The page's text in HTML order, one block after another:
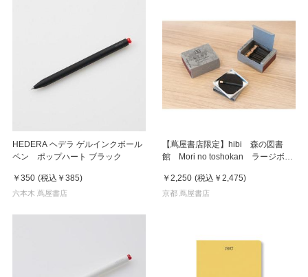
HEDERA ヘデラ ゲルインクボール
ペン ポップハート ブラック
￥350 (税込 ￥385)
六本木 蔦屋書店
【蔦屋書店限定】hibi 森の図書
館 Mori no toshokan ラージボッ
￥2,250 (税込 ￥2,475)
京都 蔦屋書店